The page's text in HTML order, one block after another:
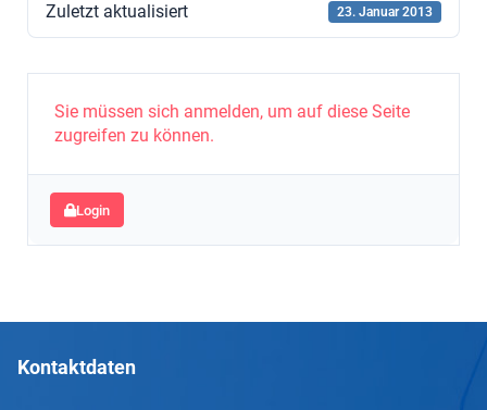
Zuletzt aktualisiert 23. Januar 2013
Sie müssen sich anmelden, um auf diese Seite
zugreifen zu können.
Login
Kontaktdaten